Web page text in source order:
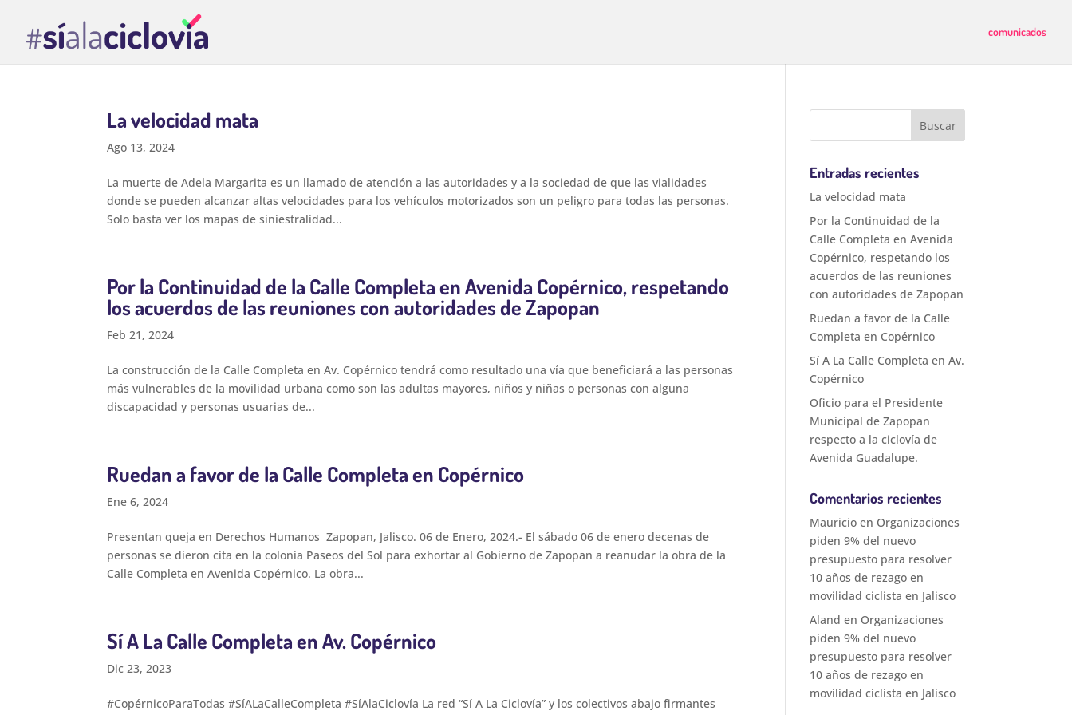
comunicados
La velocidad mata
Ago 13, 2024
La muerte de Adela Margarita es un llamado de atención a las autoridades y a la sociedad de que las vialidades
donde se pueden alcanzar altas velocidades para los vehículos motorizados son un peligro para todas las personas.
Solo basta ver los mapas de siniestralidad...
Por la Continuidad de la Calle Completa en Avenida Copérnico, respetando
los acuerdos de las reuniones con autoridades de Zapopan
Feb 21, 2024
La construcción de la Calle Completa en Av. Copérnico tendrá como resultado una vía que beneficiará a las personas
más vulnerables de la movilidad urbana como son las adultas mayores, niños y niñas o personas con alguna
discapacidad y personas usuarias de...
Ruedan a favor de la Calle Completa en Copérnico
Ene 6, 2024
Presentan queja en Derechos Humanos Zapopan, Jalisco. 06 de Enero, 2024.- El sábado 06 de enero decenas de
personas se dieron cita en la colonia Paseos del Sol para exhortar al Gobierno de Zapopan a reanudar la obra de la
Calle Completa en Avenida Copérnico. La obra...
Sí A La Calle Completa en Av. Copérnico
Dic 23, 2023
#CopérnicoParaTodas #SíALaCalleCompleta #SíAlaCiclovía La red “Sí A La Ciclovía” y los colectivos abajo firmantes
Entradas recientes
La velocidad mata
Por la Continuidad de la
Calle Completa en Avenida
Copérnico, respetando los
acuerdos de las reuniones
con autoridades de Zapopan
Ruedan a favor de la Calle
Completa en Copérnico
Sí A La Calle Completa en Av.
Copérnico
Oficio para el Presidente
Municipal de Zapopan
respecto a la ciclovía de
Avenida Guadalupe.
Comentarios recientes
Mauricio en Organizaciones
piden 9% del nuevo
presupuesto para resolver
10 años de rezago en
movilidad ciclista en Jalisco
Aland en Organizaciones
piden 9% del nuevo
presupuesto para resolver
10 años de rezago en
movilidad ciclista en Jalisco